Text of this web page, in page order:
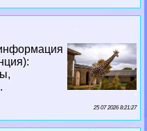
25 07 2026 8:21:27